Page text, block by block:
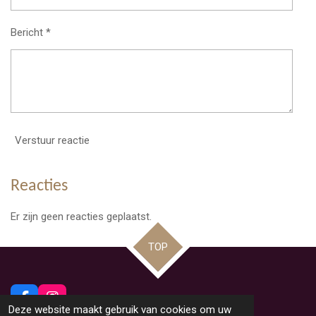
Deze website maakt gebruik van cookies om uw
Bericht *
Verstuur reactie
Reacties
Er zijn geen reacties geplaatst.
TOP